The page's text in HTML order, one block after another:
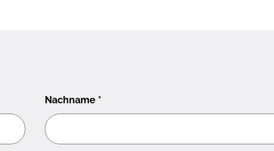
Nachname *